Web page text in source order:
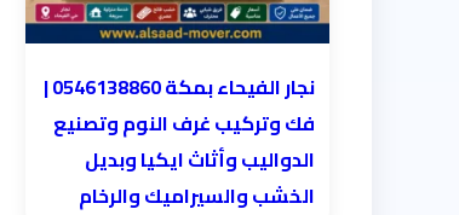
نجار الفيحاء بمكة 0546138860⁩ |
فك وتركيب غرف النوم وتصنيع
الدواليب وأثاث ايكيا وبديل
الخشب والسيراميك والرخام